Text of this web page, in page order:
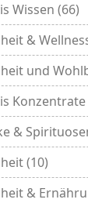
Wissen (66)
&
und
Konzentrate
&
(10)
&